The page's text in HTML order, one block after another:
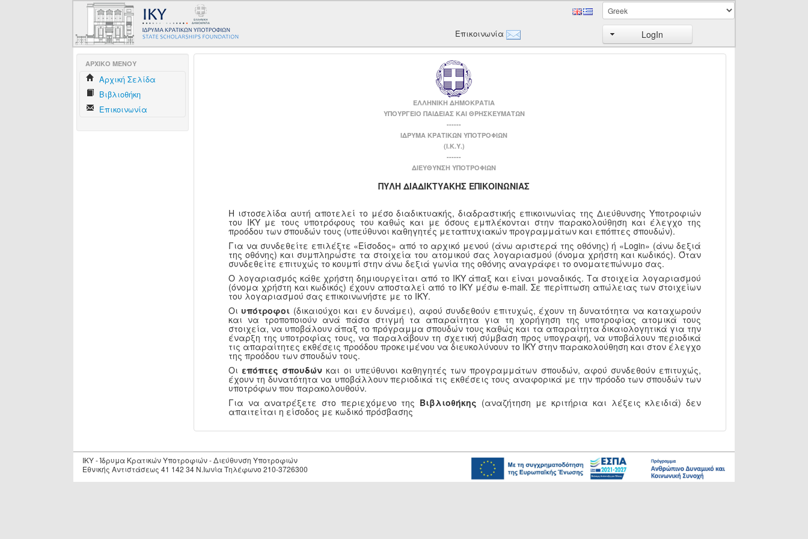
LogIn
Επικοινωνία
AΡΧΙΚΟ ΜΕΝΟΥ
Aρχική Σελίδα
Βιβλιοθήκη
Επικοινωνία
ΕΛΛΗΝΙΚΗ ΔΗΜΟΚΡΑΤΙΑ
ΥΠΟΥΡΓΕΙΟ ΠΑΙΔΕΙΑΣ ΚΑΙ ΘΡΗΣΚΕΥΜΑΤΩΝ
------
ΙΔΡΥΜΑ ΚΡΑΤΙΚΩΝ ΥΠΟΤΡΟΦΙΩΝ
(Ι.Κ.Υ.)
------
ΔΙΕΥΘΥΝΣΗ ΥΠΟΤΡΟΦΙΩΝ
ΠΥΛΗ ΔΙΑΔΙΚΤΥΑΚΗΣ ΕΠΙΚΟΙΝΩΝΙΑΣ
Η ιστοσελίδα αυτή αποτελεί το μέσο διαδικτυακής, διαδραστικής επικοινωνίας της Διεύθυνσης Υποτροφιών
του ΙΚΥ με τους υποτρόφους του καθώς και με όσους εμπλέκονται στην παρακολούθηση και έλεγχο της
προόδου των σπουδών τους (υπεύθυνοι καθηγητές μεταπτυχιακών προγραμμάτων και επόπτες σπουδών).
Για να συνδεθείτε επιλέξτε «Είσοδος» από το αρχικό μενού (άνω αριστερά της οθόνης) ή «Login» (άνω δεξιά
της οθόνης) και συμπληρώστε τα στοιχεία του ατομικού σας λογαριασμού (όνομα χρήστη και κωδικός). Όταν
συνδεθείτε επιτυχώς το κουμπί στην άνω δεξιά γωνία της οθόνης αναγράφει το ονοματεπώνυμο σας.
Ο λογαριασμός κάθε χρήστη δημιουργείται από το ΙΚΥ άπαξ και είναι μοναδικός. Τα στοιχεία λογαριασμού
(όνομα χρήστη και κωδικός) έχουν αποσταλεί από το ΙΚΥ μέσω e-mail. Σε περίπτωση απώλειας των στοιχείων
του λογαριασμού σας επικοινωνήστε με το ΙΚΥ.
Οιυπότροφοι (δικαιούχοι και εν δυνάμει), αφού συνδεθούν επιτυχώς, έχουν τη δυνατότητα να καταχωρούν
και να τροποποιούν ανά πάσα στιγμή τα απαραίτητα για τη χορήγηση της υποτροφίας ατομικά τους
στοιχεία, να υποβάλουν άπαξ το πρόγραμμα σπουδών τους καθώς και τα απαραίτητα δικαιολογητικά για την
έναρξη της υποτροφίας τους, να παραλάβουν τη σχετική σύμβαση προς υπογραφή, να υποβάλουν περιοδικά
τις απαραίτητες εκθέσεις προόδου προκειμένου να διευκολύνουν το ΙΚΥ στην παρακολούθηση και στον έλεγχο
της προόδου των σπουδών τους.
Οι επόπτες σπουδών και οι υπεύθυνοι καθηγητές των προγραμμάτων σπουδών, αφού συνδεθούν επιτυχώς,
έχουν τη δυνατότητα να υποβάλλουν περιοδικά τις εκθέσεις τους αναφορικά με την πρόοδο των σπουδών των
υποτρόφων που παρακολουθούν.
Για να ανατρέξετε στο περιεχόμενο της Βιβλιοθήκης (αναζήτηση με κριτήρια και λέξεις κλειδιά) δεν
απαιτείται η είσοδος με κωδικό πρόσβασης
IKY - Ίδρυμα Κρατικών Υποτροφιών - Διεύθυνση Υποτροφιών
Εθνικής Αντιστάσεως 41 142 34 Ν.Ιωνία Τηλέφωνο 210-3726300